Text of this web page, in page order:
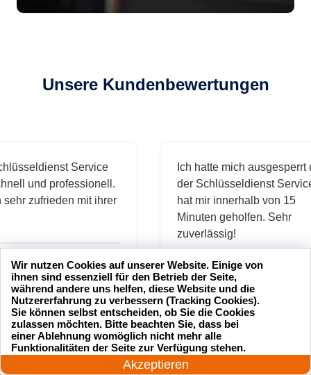
Unsere Kundenbewertungen
Service
und professionell.
zufrieden mit ihrer
Ich hatte mich ausgesperrt und
der Schlüsseldienst Service
hat mir innerhalb von 15
Minuten geholfen. Sehr
zuverlässig!
Markus B.
Sehr guter Service! Der
Schlüsseldienst war freundlich
24 Stunden am Tag
Akzeptieren
Wir nutzen Cookies auf unserer Website. Einige von
ihnen sind essenziell für den Betrieb der Seite,
während andere uns helfen, diese Website und die
Nutzererfahrung zu verbessern (Tracking Cookies).
Sie können selbst entscheiden, ob Sie die Cookies
zulassen möchten. Bitte beachten Sie, dass bei
einer Ablehnung womöglich nicht mehr alle
Funktionalitäten der Seite zur Verfügung stehen.